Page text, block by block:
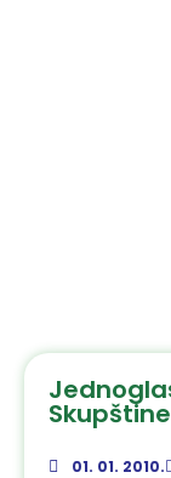
01. 01. 2010.